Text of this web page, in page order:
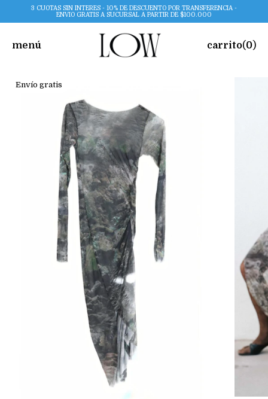
3 CUOTAS SIN INTERES - 10% DE DESCUENTO POR TRANSFERENCIA -
ENVIO GRATIS A SUCURSAL A PARTIR DE $100.000
menú carrito(0)
Envío gratis